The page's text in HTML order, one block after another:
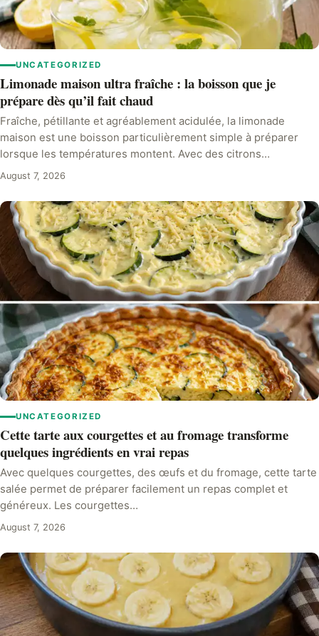
UNCATEGORIZED
Limonade maison ultra fraîche : la boisson que je
prépare dès qu’il fait chaud
Fraîche, pétillante et agréablement acidulée, la limonade
maison est une boisson particulièrement simple à préparer
lorsque les températures montent. Avec des citrons…
August 7, 2026
UNCATEGORIZED
Cette tarte aux courgettes et au fromage transforme
quelques ingrédients en vrai repas
Avec quelques courgettes, des œufs et du fromage, cette tarte
salée permet de préparer facilement un repas complet et
généreux. Les courgettes…
August 7, 2026